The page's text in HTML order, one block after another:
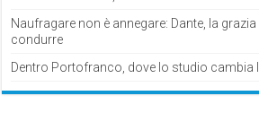
Naufragare non è annegare: Dante, la
condurre
Dentro Portofranco, dove lo studio cambia